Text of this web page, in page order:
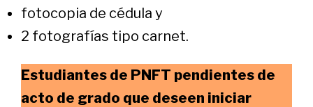
fotocopia de cédula y
2 fotografías tipo carnet.
Estudiantes de PNFT pendientes de
acto de grado que deseen iniciar